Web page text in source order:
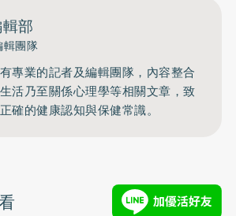
部
輯團隊
專業的記者及編輯團隊，內容整合
活乃至關係心理學等相關文章，致
確的健康認知與保健常識。